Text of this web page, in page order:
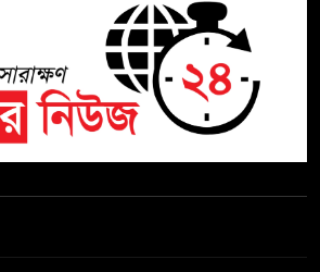
ঝুলন্ত মরদেহ উদ্ধার
শতাব্দী রায়ের বাড়িতে বিদ্রোহীদের
বৈঠক, পশ্চিমবঙ্গে তৃনমূলে ভাঙনের
ইঙ্গিত !
বিএনপি নেতার ওপর হামলার